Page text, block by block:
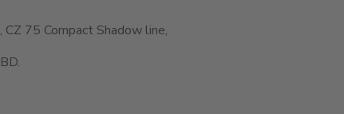
75 Compact Shadow line,